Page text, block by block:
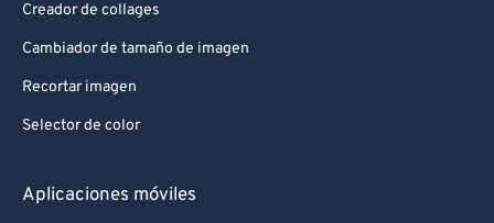
Creador de collages
Cambiador de tamaño de imagen
Recortar imagen
Selector de color
Aplicaciones móviles